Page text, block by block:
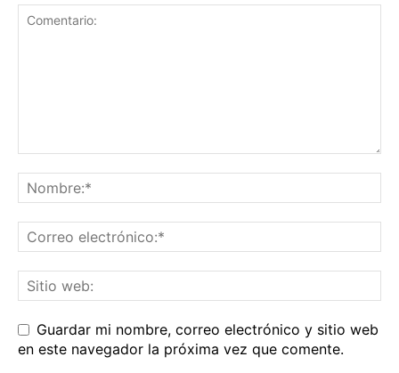
Guardar mi nombre, correo electrónico y sitio web
en este navegador la próxima vez que comente.